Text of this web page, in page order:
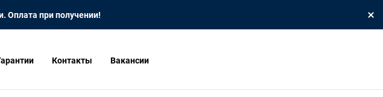
Оплата при получении!
Контакты Вакансии